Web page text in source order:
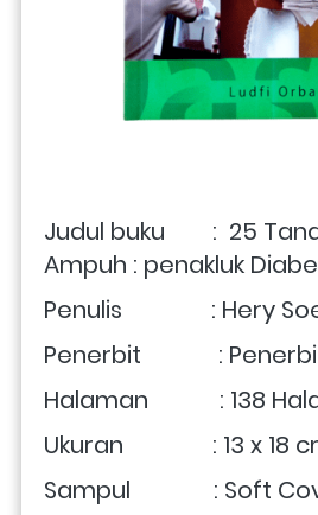
Judul buku        :  25
Ampuh : penakluk
Penulis               : Hery
Penerbit             :
Halaman            : 138
Ukuran               : 13 x 18
Sampul              : Soft